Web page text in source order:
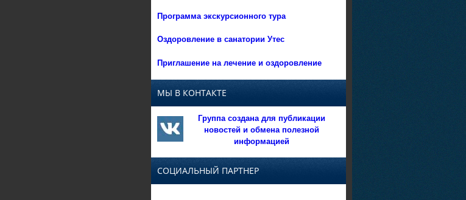
Программа экскурсионного тура
Оздоровление в санатории Утес
Приглашение на лечение и оздоровление
МЫ В КОНТАКТЕ
Группа создана для публикации
новостей и обмена полезной
информацией
СОЦИАЛЬНЫЙ ПАРТНЕР